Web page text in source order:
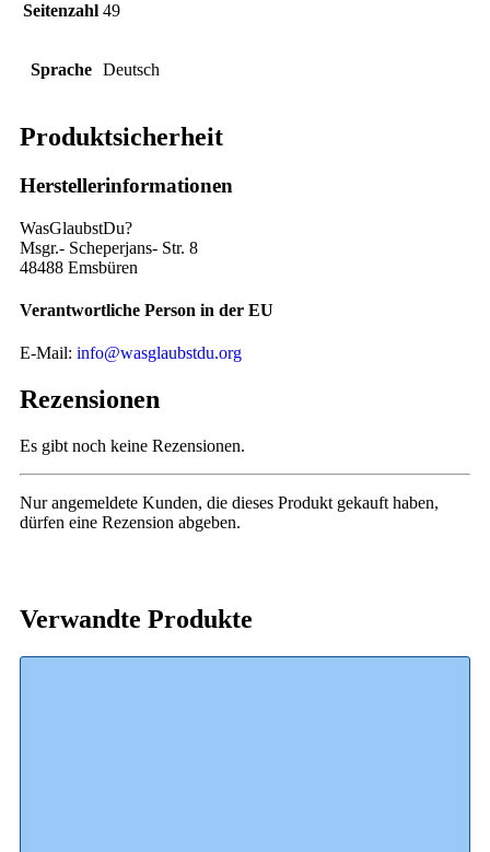
Seitenzahl 49
Sprache Deutsch
Produktsicherheit
Herstellerinformationen
WasGlaubstDu?
Msgr.- Scheperjans- Str. 8
48488 Emsbüren
Verantwortliche Person in der EU
E-Mail: info@wasglaubstdu.org
Rezensionen
Es gibt noch keine Rezensionen.
Nur angemeldete Kunden, die dieses Produkt gekauft haben,
dürfen eine Rezension abgeben.
Verwandte Produkte